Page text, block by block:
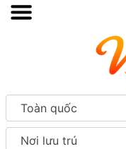
Toàn quốc
Nơi lưu trú